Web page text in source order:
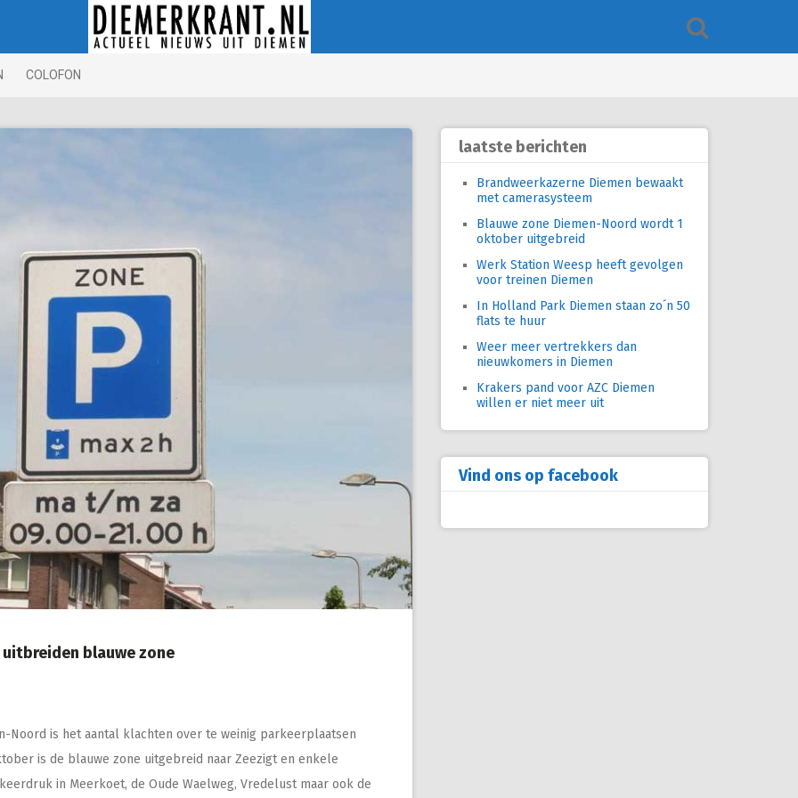
COLOFON
blauwe zone
Noord is het aantal klachten over te weinig parkeerplaatsen
is de blauwe zone uitgebreid naar Zeezigt en enkele
in Meerkoet, de Oude Waelweg, Vredelust maar ook de
laatste berichten
Brandweerkazerne Diemen bewaakt
met camerasysteem
Blauwe zone Diemen-Noord wordt 1
oktober uitgebreid
Werk Station Weesp heeft gevolgen
voor treinen Diemen
In Holland Park Diemen staan zo´n 50
flats te huur
Weer meer vertrekkers dan
nieuwkomers in Diemen
Krakers pand voor AZC Diemen
willen er niet meer uit
Vind ons op facebook